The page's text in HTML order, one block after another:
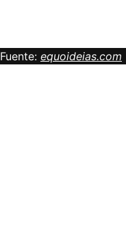
Fuente: equoideias.com